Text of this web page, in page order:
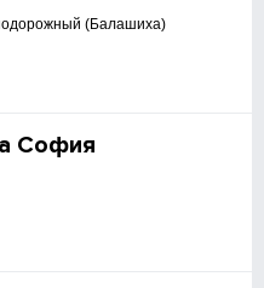
(Балашиха)
София